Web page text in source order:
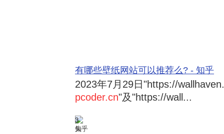
有哪些壁纸网站可以推荐么? - 知乎
2023年7月29日 "https://
pcoder.cn"及"https://wall...
3
知乎